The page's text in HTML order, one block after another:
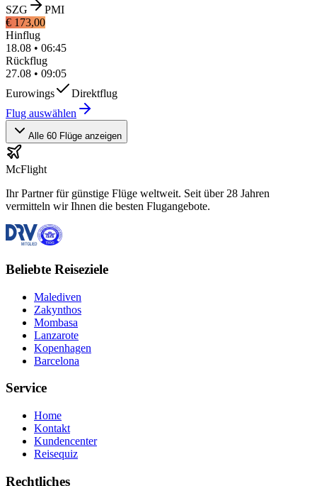
SZG
PMI
€ 173,00
Hinflug
18.08 • 06:45
Rückflug
27.08 • 09:05
Eurowings
Direktflug
Flug auswählen
Alle 60 Flüge anzeigen
McFlight
Ihr Partner für günstige Flüge weltweit. Seit über 28 Jahren
vermitteln wir Ihnen die besten Flugangebote.
Beliebte Reiseziele
Malediven
Zakynthos
Mombasa
Lanzarote
Kopenhagen
Barcelona
Service
Home
Kontakt
Kundencenter
Reisequiz
Rechtliches